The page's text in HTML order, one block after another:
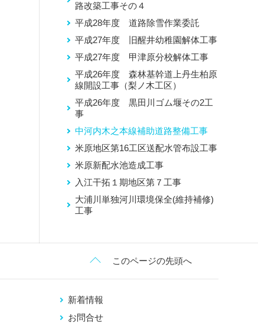
路改築工事その４
平成28年度 道路除雪作業委託
平成27年度 旧醒井幼稚園解体工事
平成27年度 甲津原分校解体工事
平成26年度 森林基幹道上丹生柏原
線開設工事（梨ノ木工区）
平成26年度 黒田川ゴム堰その2工
事
中河内木之本線補助道路整備工事
米原地区第16工区送配水管布設工事
米原新配水池造成工事
入江干拓１期地区第７工事
大浦川単独河川環境保全(維持補修)
工事
このページの先頭へ
新着情報
お問合せ